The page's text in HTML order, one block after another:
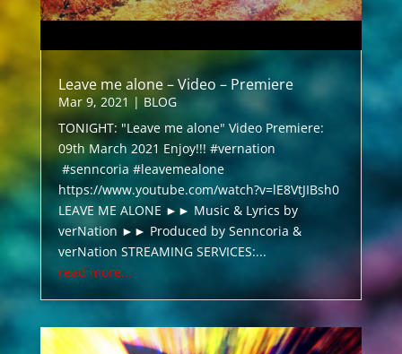
Leave me alone – Video – Premiere
Mar 9, 2021 |BLOG
TONIGHT: "Leave me alone" Video Premiere:
09th March 2021 Enjoy!!! #vernation
#senncoria #leavemealone
https://www.youtube.com/watch?v=lE8VtJIBsh0
LEAVE ME ALONE ►► Music & Lyrics by
verNation ►► Produced by Senncoria &
verNation STREAMING SERVICES:...
read more...